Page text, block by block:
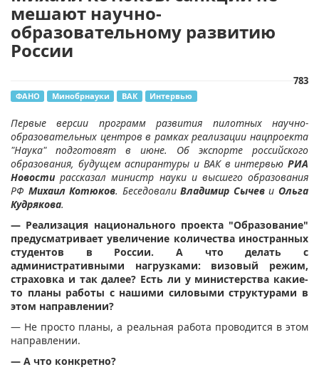
мешают научно-
образовательному развитию
России
783
ФАНО Минобрнауки ВАК Интервью
Первые версии программ развития пилотных научно-
образовательных центров в рамках реализации нацпроекта
"Наука" подготовят в июне. Об экспорте российского
образования, будущем аспирантуры и ВАК в интервью РИА
Новостирассказал министр науки и высшего образования
РФ Михаил Котюков. БеседовалиВладимир СычевиОльга
Кудрякова.
— Реализация национального проекта "Образование"
предусматривает увеличение количества иностранных
студентов в России. А что делать с
административными нагрузками: визовый режим,
страховка и так далее? Есть ли у министерства какие-
то планы работы с нашими силовыми структурами в
этом направлении?
— Не просто планы, а реальная работа проводится в этом
направлении.
— А что конкретно?